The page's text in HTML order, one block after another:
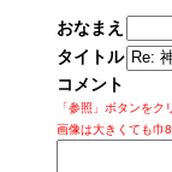
おなまえ
タイトル
コメント
「参照」ボタンを
画像は大きくても巾